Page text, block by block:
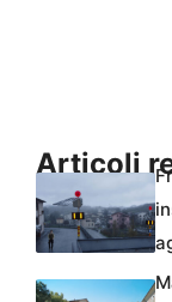
Articoli